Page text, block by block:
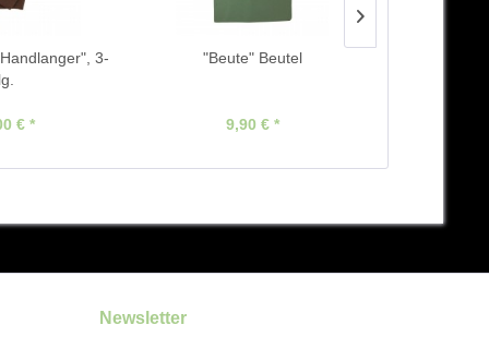
3-
€ *
"Beute" Beutel
9,90 € *
Newsletter